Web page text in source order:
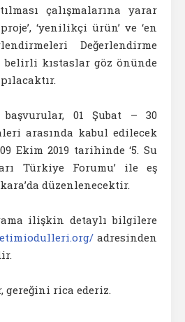
çalışmalarına yarar
‘yenilikçi ürün’ ve ‘en
Değerlendirme
kıstaslar göz önünde
01 Şubat – 30
arasında kabul edilecek
Ekim 2019 tarihinde ‘5. Su
Türkiye Forumu’ ile eş
düzenlenecektir.
ilişkin detaylı bilgilere
adresinden
rica ederiz.